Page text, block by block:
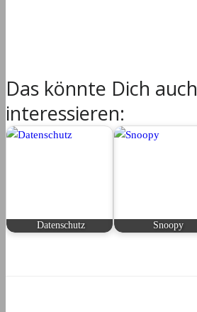
Das könnte Dich auch
interessieren:
Datenschutz Snoopy